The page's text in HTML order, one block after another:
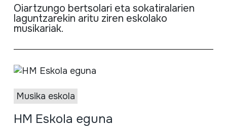
Oiartzungo bertsolari eta sokatiralarien
laguntzarekin aritu ziren eskolako
musikariak.
Musika eskola
HM Eskola eguna